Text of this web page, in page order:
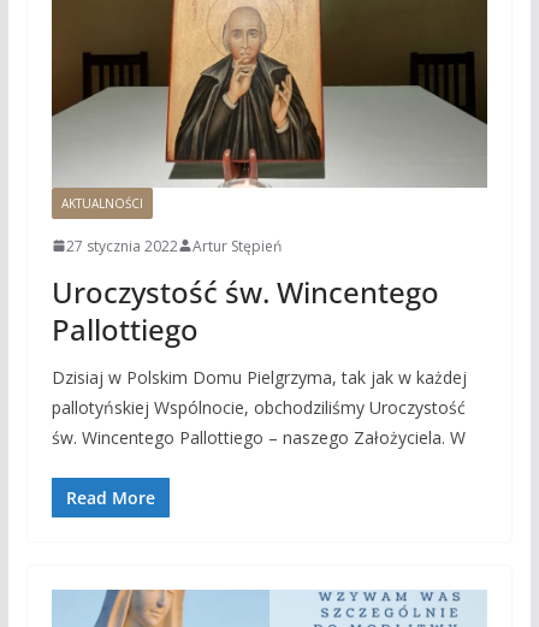
AKTUALNOŚCI
27 stycznia 2022 Artur Stępień
Uroczystość św. Wincentego
Pallottiego
Dzisiaj w Polskim Domu Pielgrzyma, tak jak w każdej
pallotyńskiej Wspólnocie, obchodziliśmy Uroczystość
św. Wincentego Pallottiego – naszego Założyciela. W
Read More